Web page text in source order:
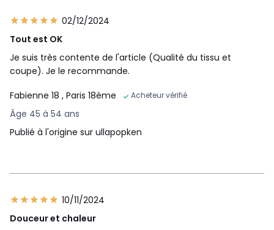
02/12/2024
Tout est OK
Je suis très contente de l'article (Qualité du tissu et
coupe). Je le recommande.
Fabienne 18 , Paris 18ème Acheteur vérifié
Âge 45 à 54 ans
Publié à l'origine sur ullapopken
10/11/2024
Douceur et chaleur